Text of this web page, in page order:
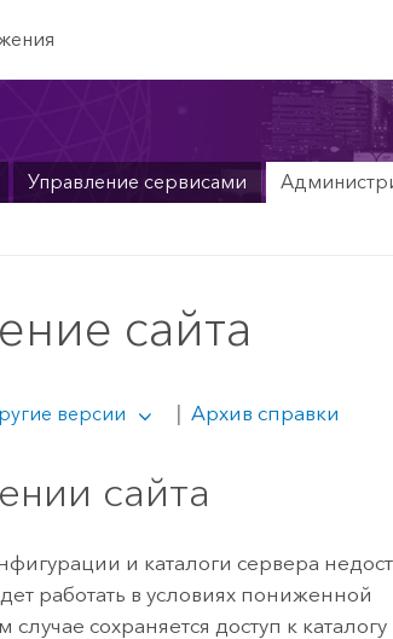
Управление сервисами
сайта
версии | Архив справки
сайта
и каталоги сервера
работать в условиях пониженной
сохраняется доступ к каталогу